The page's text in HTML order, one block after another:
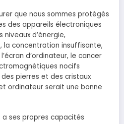
que nous sommes protégés
des appareils électroniques
d’énergie,
la concentration insuffisante,
d’ordinateur, le cancer
nocifs
des pierres et des cristaux
ordinateur serait une bonne
ses propres capacités